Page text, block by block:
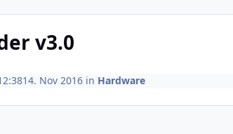
v3.0
14. Nov 2016in Hardware